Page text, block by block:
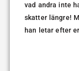
vad andra inte
skatter längre!
han letar efter